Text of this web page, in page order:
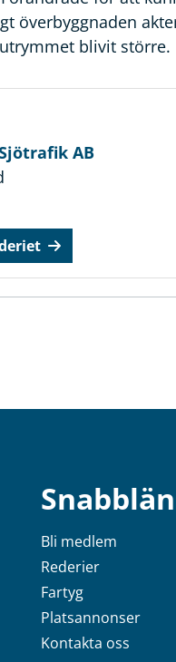
överbyggnaden
blivit större.
AB
Bli medlem
Rederier
Fartyg
Platsannonser
Kontakta oss